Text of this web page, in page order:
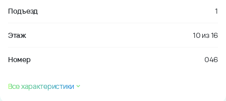
Подъезд 1
Этаж 10 из16
Номер 046
Все характеристики